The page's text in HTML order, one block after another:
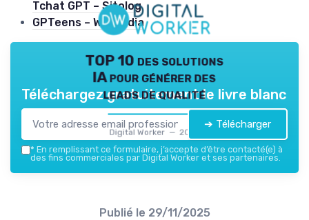
Tchat GPT – Sitolog
GPTeens – Wikipedia
TOP 10 des solutions
IA pour générer des
leads de qualité
Digital Worker — 2026
Téléchargez gratuitement le livre blanc
➔ Télécharger
* En remplissant ce formulaire, j’accepte d’être contacté(e) à
des fins commerciales par Digital Worker et ses partenaires.
Publié le 29/11/2025